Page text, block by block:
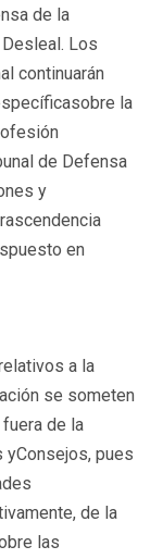
de la
Los
continuarán
la
de Defensa
y
en
a la
se someten
de la
pues
de la
las